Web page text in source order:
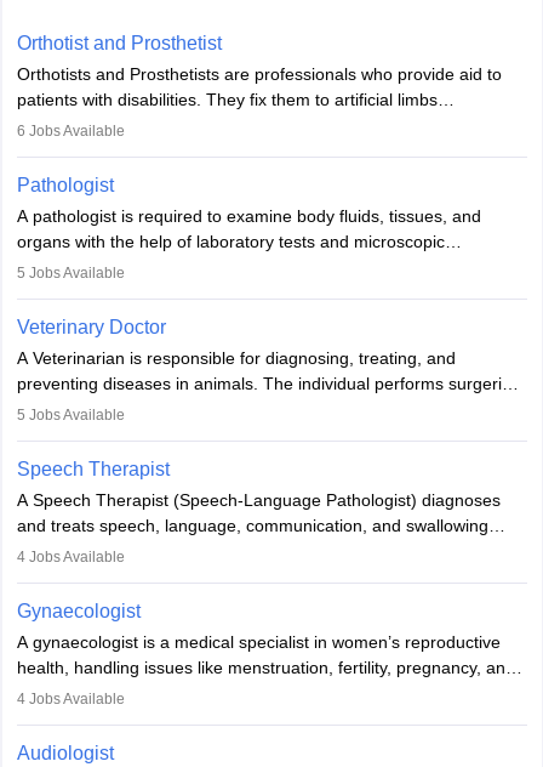
Orthotist and Prosthetist
Orthotists and Prosthetists are professionals who provide aid to
patients with disabilities. They fix them to artificial limbs
(prosthetics) and help them to regain stability. There are times
occasions, they are born without a limb or orthopaedic
impairment. Orthotists and prosthetists play a crucial role in their
lives with fixing them to assistive devices and provide mobility.
6 Jobs Available
Pathologist
A pathologist is required to examine body fluids, tissues, and
organs with the help of laboratory tests and microscopic
examinations. Pathologists often work in hospitals and diagnostic
Due to the increased demand for diagnostic services, pathology
offers good career opportunities in clinical practices, research and
academics.
5 Jobs Available
Veterinary Doctor
A Veterinarian is responsible for diagnosing, treating, and
preventing diseases in animals. The individual performs surgeries,
guides nutrition, and provides animal care. A Bachelor’s in
profession brings together medical knowledge and a strong
commitment to animal welfare.
5 Jobs Available
Speech Therapist
A Speech Therapist (Speech-Language Pathologist) diagnoses
and treats speech, language, communication, and swallowing
disorders across all ages. They work in hospitals, schools, clinics,
training, and certification. With rising demand, the career offers
rewarding opportunities in therapy, education, and research.
4Jobs Available
Gynaecologist
A gynaecologist is a medical specialist in women’s reproductive
health, handling issues like menstruation, fertility, pregnancy, and
childbirth. They perform exams, surgeries, and offer family
and postgraduate training. Gynaecologists work in hospitals or
4Jobs Available
Audiologist